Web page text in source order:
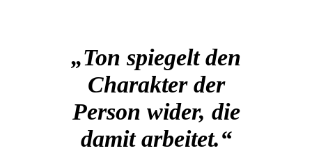
„Ton spiegelt den
Charakter der
Person wider, die
damit arbeitet.“